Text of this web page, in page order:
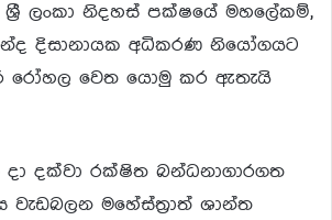
ලංකා නිදහස් පක්ෂයේ මහලේකම්,
දිසානායක අධිකරණ නියෝගයට
රෝහල වෙත යොමු කර ඇතැයි
දක්වා රක්ෂිත බන්ධනාගාරගත
මහේස්ත්‍රාත් ශාන්ත